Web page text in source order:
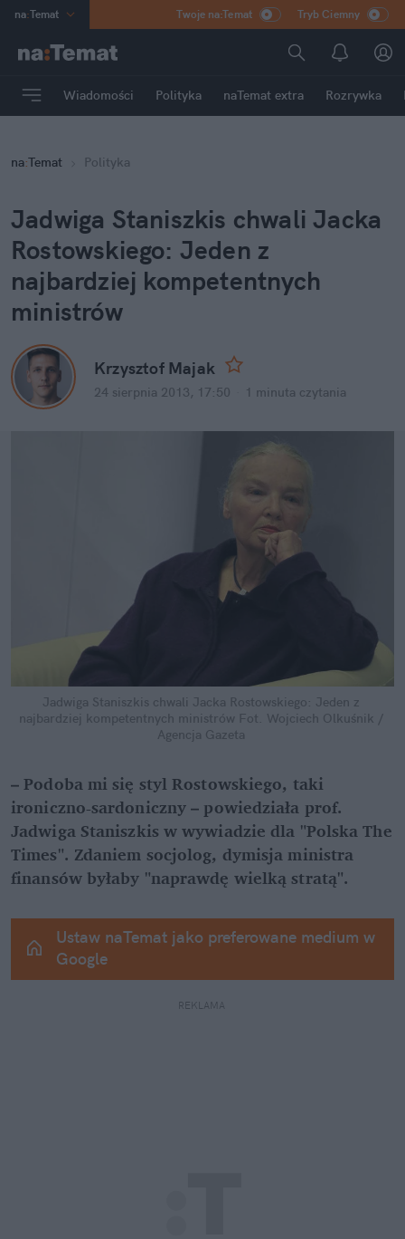
na:Temat
Poland
mama
Rozrywka
Twoje na:Temat Tryb Ciemny
Wiadomości Polityka naTemat extra Rozrywka
na:Temat Polityka
Jadwiga Staniszkis chwali Jacka
Rostowskiego: Jeden z
najbardziej kompetentnych
ministrów
Krzysztof Majak
24 sierpnia 2013, 17:50 1 minuta czytania
Jadwiga Staniszkis chwali Jacka Rostowskiego: Jeden z
najbardziej kompetentnych ministrów Fot. Wojciech Olkuśnik /
Agencja Gazeta
– Podoba mi się styl Rostowskiego, taki
ironiczno-sardoniczny – powiedziała prof.
Jadwiga Staniszkis w wywiadzie dla "Polska The
Times". Zdaniem socjolog, dymisja ministra
finansów byłaby "naprawdę wielką stratą".
Ustaw naTemat jako preferowane medium w
Google
REKLAMA